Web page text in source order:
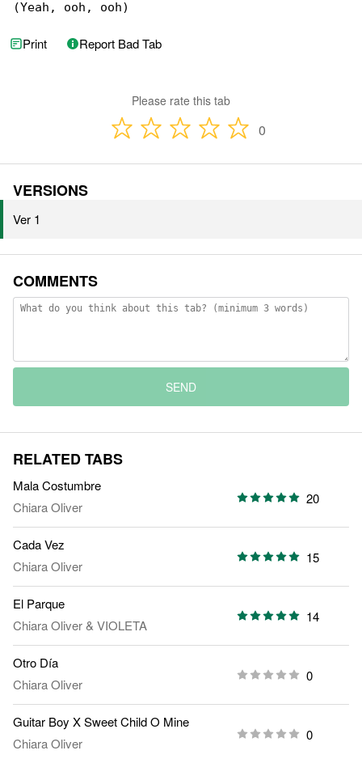
(Yeah, ooh, ooh)
Print Report Bad Tab
Please rate this tab
0
VERSIONS
Ver 1
COMMENTS
SEND
RELATED TABS
Mala Costumbre
Chiara Oliver
20
Cada Vez
Chiara Oliver
15
El Parque
Chiara Oliver&VIOLETA
14
Otro Día
Chiara Oliver
0
Guitar Boy X Sweet Child O Mine
Chiara Oliver
0